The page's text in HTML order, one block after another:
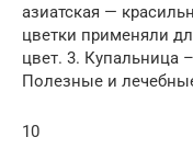
азиатская —
цветки применяли
цвет. 3. Купальница
Полезные и
10